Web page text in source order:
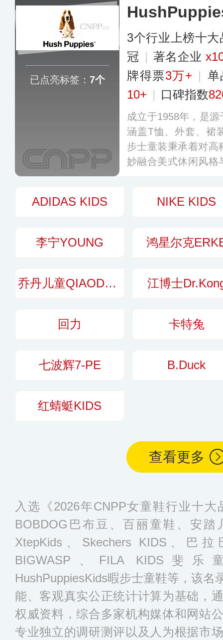
已点亮标签： 7个
3个行业上榜十大
冠 | 著名企业
牌得票3万+ | 单
10+ | 口碑指数
成立于1958年，是
涵盖T恤、外套、裙
步士童装秉承着对高
妙融合美式休闲风格
性、休闲风范与简
光更加惬意多彩。更
ADIDAS KIDS NIKE KIDS
李宁YOUNG 鸿星尔克
乔丹儿童QIAODAN KIDS 江博士
回力 卡特兔
七波辉7-PE B.Duck
红蜻蜓KIDS
查看更多
入选《2026年CNPP女童鞋行业十
BOBDOG巴布豆、百丽童鞋、安踏
XtepKids、Skechers KIDS、巴
BIGWASP、FILA KIDS斐乐
HushPuppiesKids暇步士童鞋等，该名
能、客观真实公正统计计算为基础，
权威资料，综合多家机构媒体和网站
专业独立的调研测评以及人为根据市